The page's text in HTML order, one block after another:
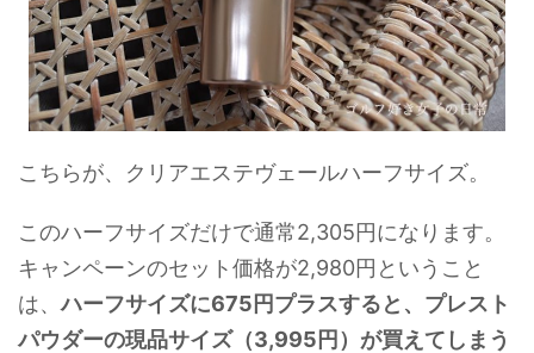
こちらが、クリアエステヴェールハーフサイズ。
このハーフサイズだけで通常2,305円になります。
キャンペーンのセット価格が2,980円ということ
は、ハーフサイズに675円プラスすると、プレスト
パウダーの現品サイズ（3,995円）が買えてしまう